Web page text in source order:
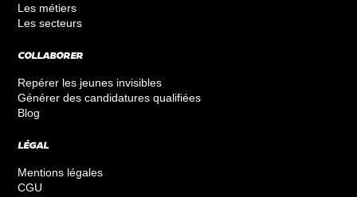
Les métiers
Les secteurs
COLLABORER
Repérer les jeunes invisibles
Générer des candidatures qualifiées
Blog
LÉGAL
Mentions légales
CGU